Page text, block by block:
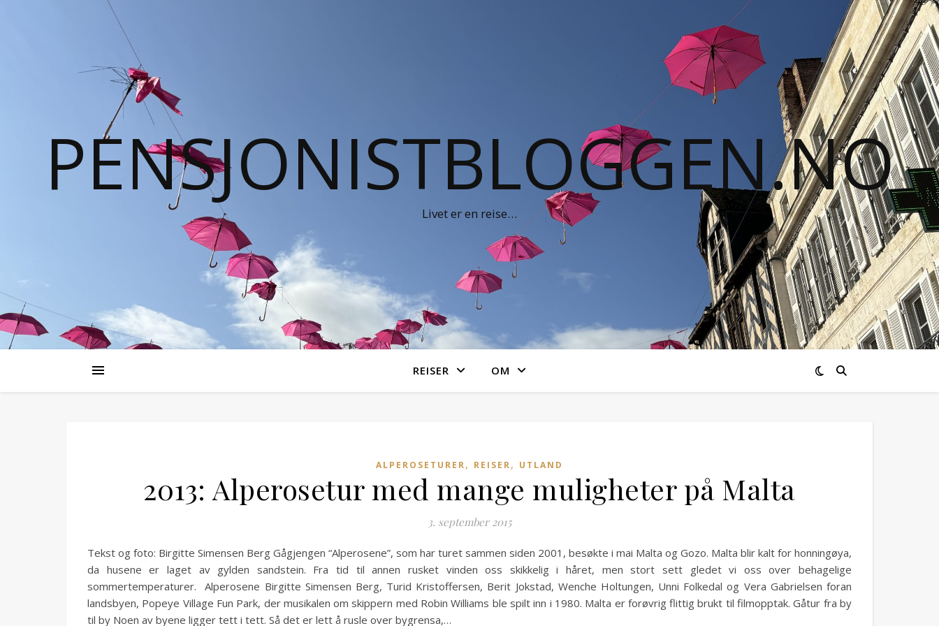
PENSJONISTBLOGGEN.NO
Livet er en reise…
REISER OM
ALPEROSETURER, REISER, UTLAND
2013: Alperosetur med mange muligheter på Malta
3. september 2015
Tekst og foto: Birgitte Simensen Berg Gågjengen “Alperosene”, som har turet sammen siden 2001, besøkte i mai Malta og Gozo. Malta blir kalt for honningøya,
da husene er laget av gylden sandstein. Fra tid til annen rusket vinden oss skikkelig i håret, men stort sett gledet vi oss over behagelige
sommertemperaturer. Alperosene Birgitte Simensen Berg, Turid Kristoffersen, Berit Jokstad, Wenche Holtungen, Unni Folkedal og Vera Gabrielsen foran
landsbyen, Popeye Village Fun Park, der musikalen om skippern med Robin Williams ble spilt inn i 1980. Malta er forøvrig flittig brukt til filmopptak. Gåtur fra by
til by Noen av byene ligger tett i tett. Så det er lett å rusle over bygrensa,…